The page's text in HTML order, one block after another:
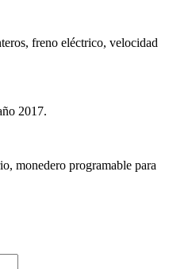
freno eléctrico, velocidad
2017.
monedero programable para